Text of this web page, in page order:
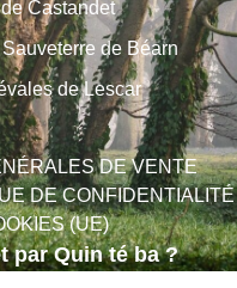
Castandet
de Béarn
de Lescar
DE VENTE
DE CONFIDENTIALITÉ
(UE)
par Quin té ba ?